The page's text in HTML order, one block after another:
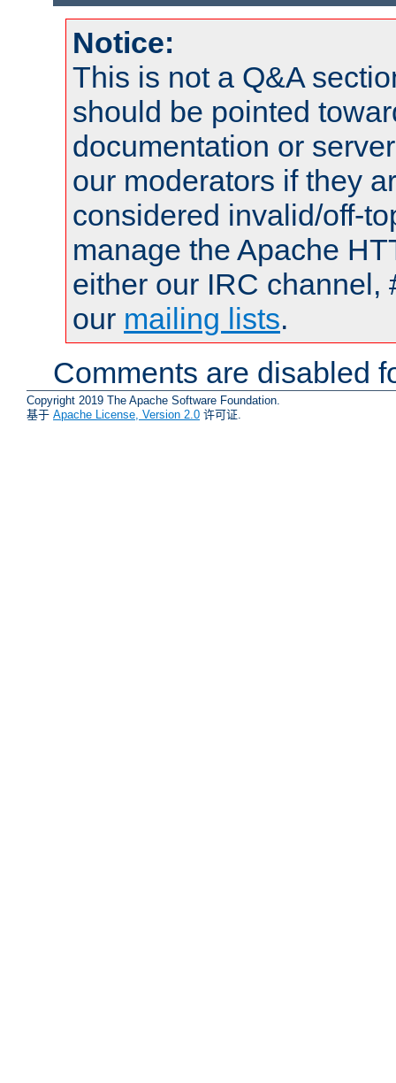
Notice:
This is not a Q&A
should be pointed
documentation or
our moderators if they
considered invalid/off-
manage the Apache
either our IRC channel,
our mailing lists.
Comments are disabled
Copyright 2019 The Apache Software Foundation.
基于 Apache License, Version 2.0 许可证.